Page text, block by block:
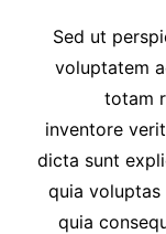
Sed ut
voluptatem
totam
inventore
dicta sunt
quia
quia